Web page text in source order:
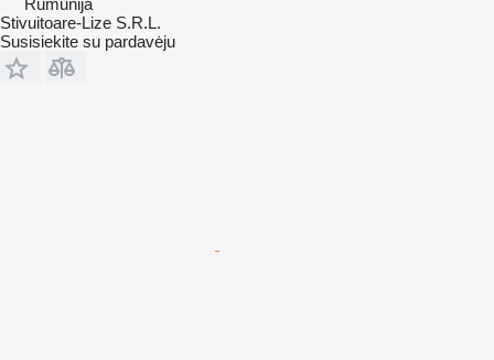
Rumunija
Stivuitoare-Lize S.R.L.
Susisiekite su pardavėju